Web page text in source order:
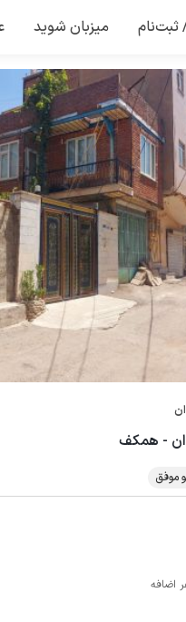
ثبت‌نام میزبان شوید
- همکف